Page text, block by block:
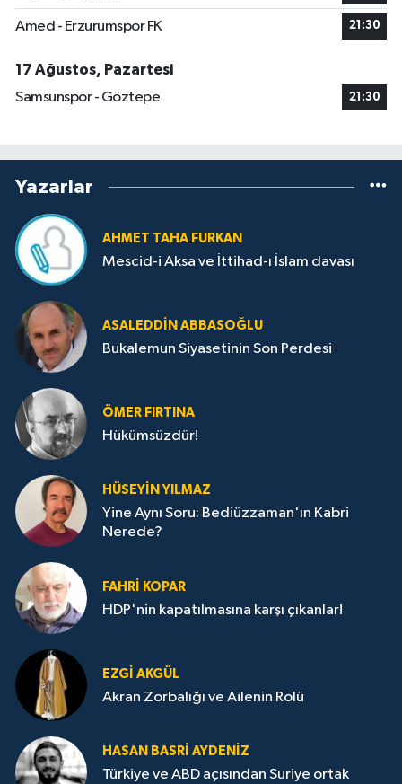
Amed - Erzurumspor FK 21:30
17 Ağustos, Pazartesi
Samsunspor - Göztepe
21:30
Yazarlar
AHMET TAHA FURKAN
Mescid-i Aksa ve İttihad-ı İslam davası
ASALEDDIN ABBASOĞLU
Bukalemun Siyasetinin Son Perdesi
ÖMER FIRTINA
Hükümsüzdür!
HÜSEYIN YILMAZ
Yine Aynı Soru: Bediüzzaman'ın Kabri
Nerede?
FAHRI KOPAR
HDP'nin kapatılmasına karşı çıkanlar!
EZGI AKGÜL
Akran Zorbalığı ve Ailenin Rolü
HASAN BASRI AYDENIZ
Türkiye ve ABD açısından Suriye ortak